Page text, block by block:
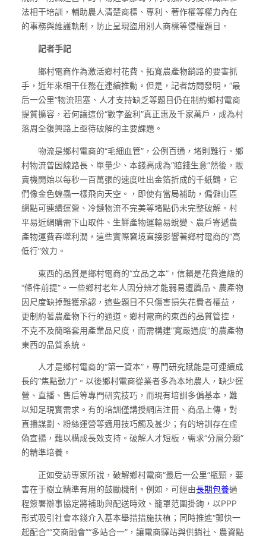
法相干培訓，輔助農人清楚商標、專利、著作權等權力內在
的事務與維護軌制，防止呈現盜用別人商標等侵權題目。
記者手記
鄉村電商作為激活鄉村花費、拓寬農產物銷路的要害抓
手，近年來相干任務在連續推動。但是，記者訪問發明，“最
后一公里”物流阻塞、人才支持缺乏等題目仍在制約鄉村電商
提質擴容，若何讓這份“數字盈利”真正惠及千家萬戶，成為村
落周全復興路上亟待破解的主要課題。
物流是鄉村電商的“毛細血管”，公例百通，堵則難行。鄉
村物流曾因線路長、單量少、本錢高成為“賠錢生意”然後，販
賣機開始以每秒一百萬張的速度吐出金箔折成的千紙鶴，它
們像金色蝗蟲一樣飛向天空。，即使有當局補助，偏僻山區
網點可連續運營、冷鏈物流不完美等堵點仍未完整破解。村
平易近網購需下山取件、生鮮產物運輸易蛻變、農戶寄遞農
產物運費吞噬利潤，這些實際窘境直接影響著鄉村電商的“高
低行”效力。
東西的品質是鄉村電商的“立品之本”，信賴是花費進級的
“條件前提”。一些鄉村老年人因分辨才能弱易遭贗品、農產物
因尺度缺掉難獲承認，這些題目不只傷害損失花費者權益，
更制約著農產物下行的通道。鄉村電商的東西的品質管控，
不克不及簡略套用產業品尺度，而需構建“寬嚴過度”的農產物
東西的品質系統。
人才是鄉村電商的“第一資本”，專門研究賦能是可連續成
長的“焦點動力”。以後鄉村電商從業者多為本地農人，缺少運
營、直播、售后等專門研究技巧，而現有培訓多偏基本，難
以知足現實需求。有的培訓僅講授網店注冊、商品上傳，對
直播謀劃、粉絲運營等適用技巧觸及甚少；有的培訓存在虛
偽宣揚，難以構成長效支持。破解人才短板，需求“分層分類”
的精準培養。
正如受訪專家所說，破解鄉村電商“最后一公里”瓶頸，要
害在于樹立精準有用的鼓勵機制。例如，可經由長期包養過
程簽署辦事協定將補助與配送時效、籠罩范圍掛鉤，以PPP
形式吸引社會本錢介入基本舉措措施扶植；同時推進“郵快一
起配合”“交商融會”“多站合一”，讓電商驛站與供銷社、農資點